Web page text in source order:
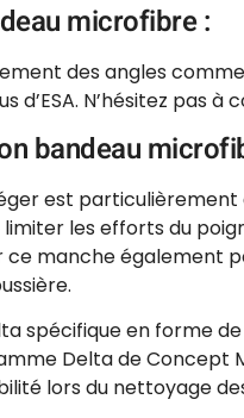
microfibre :
des angles
N’hésitez pas
bandeau
est
les efforts du
manche également
en forme
Delta de
lors du nettoyage